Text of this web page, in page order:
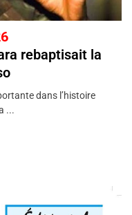
rebaptisait la
dans l’histoire
...